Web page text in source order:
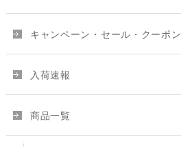
キャンペーン・セール・クーポン
入荷速報
商品一覧